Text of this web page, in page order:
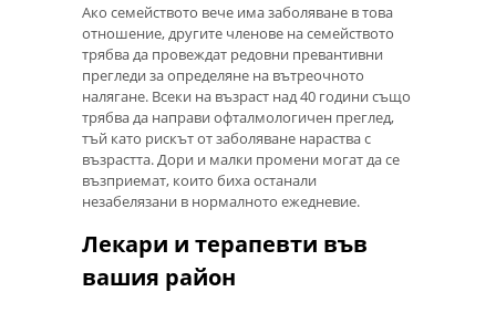
Ако семейството вече има заболяване в това
отношение, другите членове на семейството
трябва да провеждат редовни превантивни
прегледи за определяне на вътреочното
налягане. Всеки на възраст над 40 години също
трябва да направи офталмологичен преглед,
тъй като рискът от заболяване нараства с
възрастта. Дори и малки промени могат да се
възприемат, които биха останали
незабелязани в нормалното ежедневие.
Лекари и терапевти във
вашия район